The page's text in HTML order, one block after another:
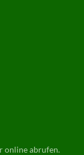
online abrufen.